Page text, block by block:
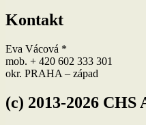
Kontakt
Eva Vácová *
mob. + 420 602 333 301
okr. PRAHA – západ
(c) 2013-2026